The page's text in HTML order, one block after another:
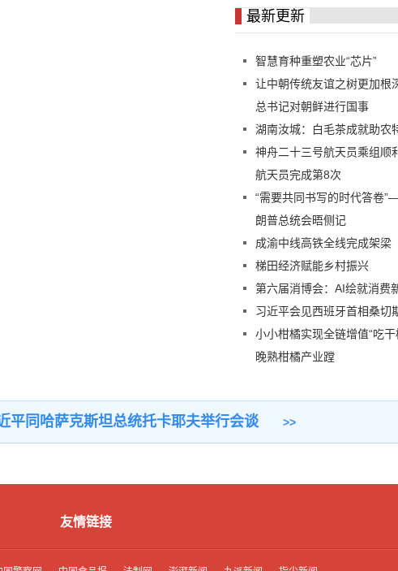
最新更新
智慧育种重塑农业“芯片”
让中朝传统友谊之树更加
总书记对朝鲜进行国事
湖南汝城：白毛茶成就助农
神舟二十三号航天员乘组顺
航天员完成第8次
“需要共同书写的时代答卷
朗普总统会晤侧记
成渝中线高铁全线完成架梁
梯田经济赋能乡村振兴
第六届消博会：AI绘就消费
习近平会见西班牙首相桑切
小小柑橘实现全链增值“吃
晚熟柑橘产业蹚
平同哈萨克斯坦总统托卡耶夫举行会谈
友情链接